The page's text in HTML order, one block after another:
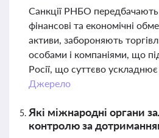
Санкції РНБО передбачають
фінансові та економічні
активи, забороняють
особами і компаніями, що
Росії, що суттєво ускладнює
Джерело
Які міжнародні органи
контролю за